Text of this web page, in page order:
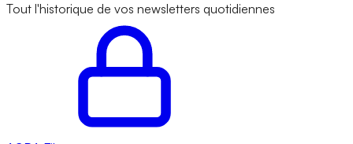
Tout l'historique de vos newsletters quotidiennes